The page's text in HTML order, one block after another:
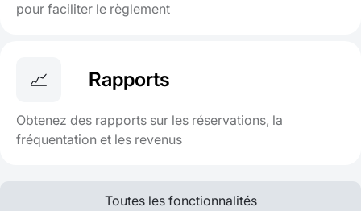
pour faciliter le règlement
📈 Rapports
Obtenez des rapports sur les réservations, la
fréquentation et les revenus
Toutes les fonctionnalités